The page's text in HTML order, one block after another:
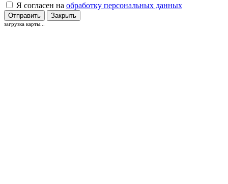
Я согласен на обработку персональных данных
Отправить Закрыть
загрузка карты...